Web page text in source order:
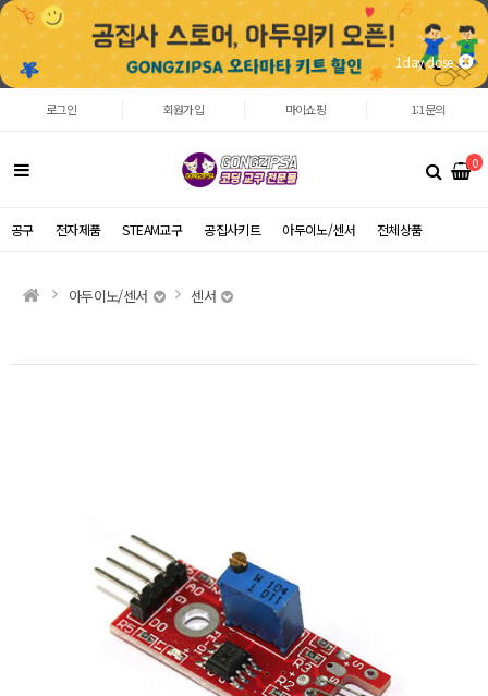
1day close
로그인 회원가입 마이쇼핑 1:1문의
0
공구 전자제품 STEAM교구 공집사키트 아두이노/센서 전체상품
아두이노/센서 센서